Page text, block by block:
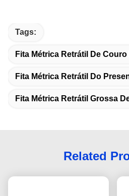
Tags:
Fita Métrica Retrátil De
Fita Métrica Retrátil Do
Fita Métrica Retrátil Grossa
Related